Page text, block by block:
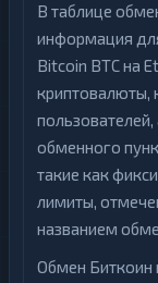
В таблице
информация
Bitcoin BTC на
криптовалюты,
обменного
такие как
лимиты,
названием
Обмен Биткоин